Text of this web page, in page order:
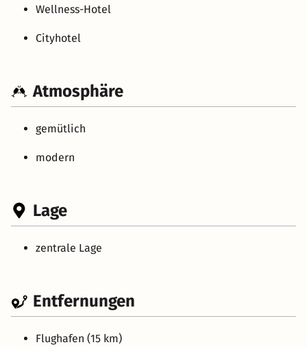
Wellness-Hotel
Cityhotel
Atmosphäre
gemütlich
modern
Lage
zentrale Lage
Entfernungen
Flughafen (15 km)